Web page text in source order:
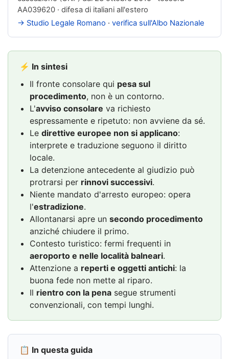
AA039620 · difesa di italiani all'estero
→ Studio Legale Romano · verifica sull'Albo Nazionale
⚡ In sintesi
Il fronte consolare qui pesa sul
procedimento, non è un contorno.
L'avviso consolare va richiesto
espressamente e ripetuto: non avviene da sé.
Le direttive europee non si applicano:
interprete e traduzione seguono il diritto
locale.
La detenzione antecedente al giudizio può
protrarsi per rinnovi successivi.
Niente mandato d'arresto europeo: opera
l'estradizione.
Allontanarsi apre un secondo procedimento
anziché chiudere il primo.
Contesto turistico: fermi frequenti in
aeroporto e nelle località balneari.
Attenzione a reperti e oggetti antichi: la
buona fede non mette al riparo.
Il rientro con la pena segue strumenti
convenzionali, con tempi lunghi.
📋 In questa guida